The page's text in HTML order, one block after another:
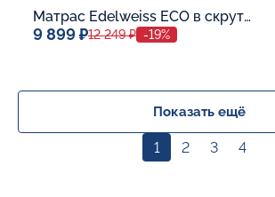
Матрас Edelweiss ECO в скрутке
9 899 ₽12 249 ₽ -19%
В корзину
Показать ещё
1 2 3 4